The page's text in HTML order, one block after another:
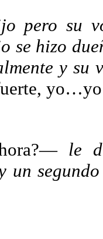
pero su
se hizo
y su
le
un